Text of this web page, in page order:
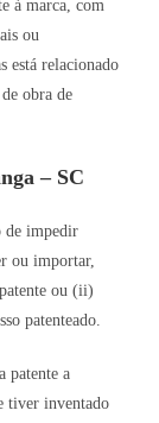
à marca, com
ou
está relacionado
obra de
– SC
de impedir
ou importar,
ou (ii)
patenteado.
patente a
tiver inventado